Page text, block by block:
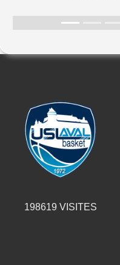
198619 VISITES